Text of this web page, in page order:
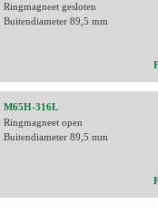
Ringmagneet gesloten
Buitendiameter 89,5 mm
M65H-316L
Ringmagneet open
Buitendiameter 89,5 mm